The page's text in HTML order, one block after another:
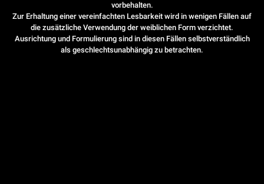
vorbehalten.
Zur Erhaltung einer vereinfachten Lesbarkeit wird in wenigen Fällen auf
die zusätzliche Verwendung der weiblichen Form verzichtet.
Ausrichtung und Formulierung sind in diesen Fällen selbstverständlich
als geschlechtsunabhängig zu betrachten.